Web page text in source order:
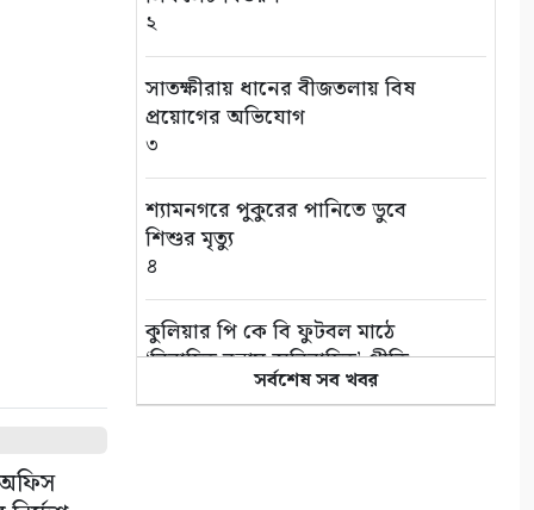
২
সাতক্ষীরায় ধানের বীজতলায় বিষ
প্রয়োগের অভিযোগ
৩
শ্যামনগরে পুকুরের পানিতে ডুবে
শিশুর মৃত্যু
৪
কুলিয়ার পি কে বি ফুটবল মাঠে
‘বিবাহিত বনাম অবিবাহিত’ প্রীতি
৫
সর্বশেষ সব খবর